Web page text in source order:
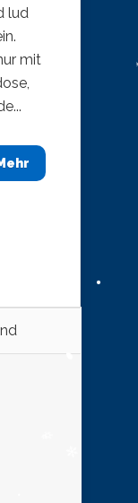
lud
mit